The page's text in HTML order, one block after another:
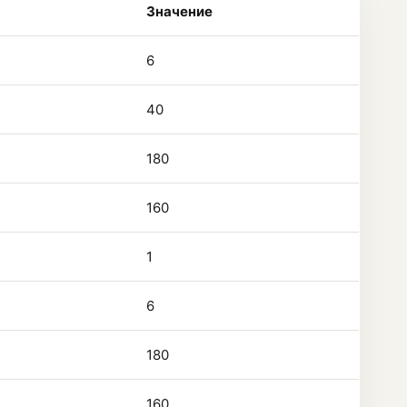
Значение
6
40
180
160
1
6
180
160